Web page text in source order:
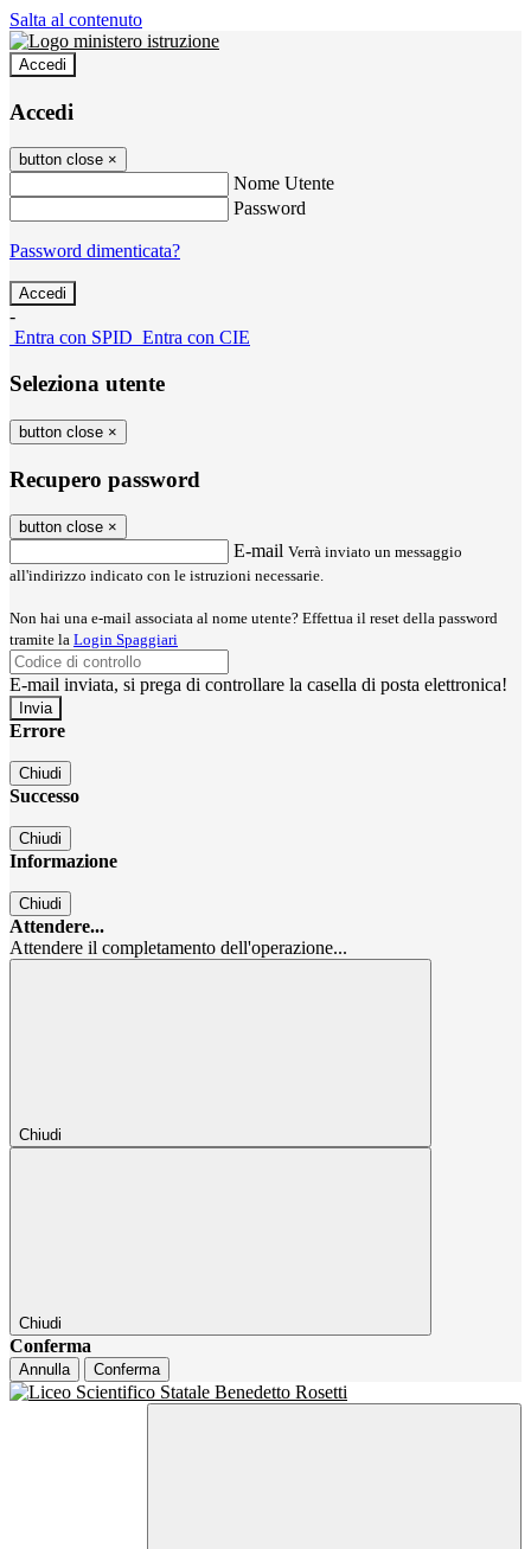
Salta al contenuto
Accedi
Accedi
button close ×
Nome Utente
Password
Password dimenticata?
-
Entra con SPID Entra con CIE
Seleziona utente
button close ×
Recupero password
button close ×
E-mail Verrà inviato un messaggio
all'indirizzo indicato con le istruzioni necessarie.
Non hai una e-mail associata al nome utente? Effettua il reset della password
tramite la Login Spaggiari
E-mail inviata, si prega di controllare la casella di posta elettronica!
Errore
Chiudi
Successo
Chiudi
Informazione
Chiudi
Attendere...
Attendere il completamento dell'operazione...
Chiudi
Chiudi
Conferma
Annulla Conferma